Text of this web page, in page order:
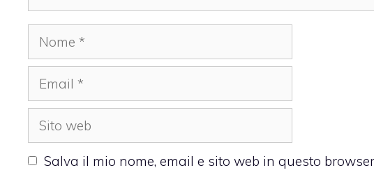
Nome
Email
Sito
web
Salva il mio nome, email e sito web in questo